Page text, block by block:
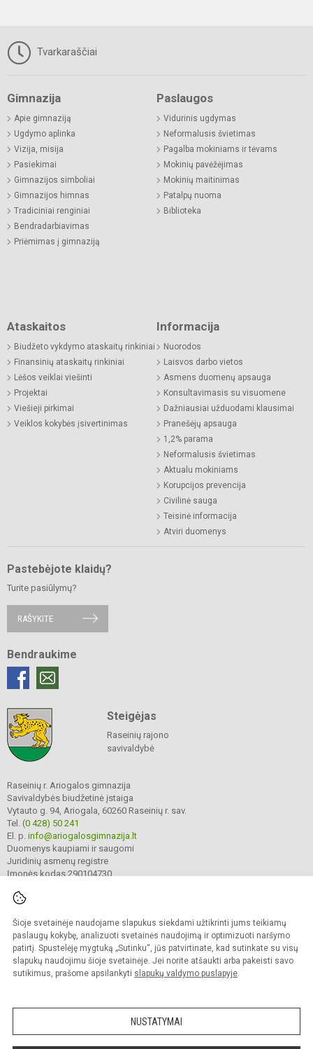
Šioje svetainėje naudojame slapukus siekdami užtikrinti jums teikiamų
paslaugų kokybę, analizuoti svetainės naudojimą ir optimizuoti naršymo
patirtį. Spustelėję mygtuką „Sutinku“, jūs patvirtinate, kad sutinkate su visų
slapukų naudojimu šioje svetainėje. Jei norite atšaukti arba pakeisti savo
sutikimus, prašome apsilankyti slapukų valdymo puslapyje.
NUSTATYMAI
Tvarkaraščiai
Gimnazija
Apie gimnaziją
Ugdymo aplinka
Vizija, misija
Pasiekimai
Gimnazijos simboliai
Gimnazijos himnas
Tradiciniai renginiai
Bendradarbiavimas
Priėmimas į gimnaziją
Paslaugos
Vidurinis ugdymas
Neformalusis švietimas
Pagalba mokiniams ir tėvams
Mokinių pavėžėjimas
Mokinių maitinimas
Patalpų nuoma
Biblioteka
Ataskaitos
Biudžeto vykdymo ataskaitų rinkiniai
Finansinių ataskaitų rinkiniai
Lėšos veiklai viešinti
Projektai
Viešieji pirkimai
Veiklos kokybės įsivertinimas
Informacija
Nuorodos
Laisvos darbo vietos
Asmens duomenų apsauga
Konsultavimasis su visuomene
Dažniausiai užduodami klausimai
Pranešėjų apsauga
1,2% parama
Neformalusis švietimas
Aktualu mokiniams
Korupcijos prevencija
Civilinė sauga
Teisinė informacija
Atviri duomenys
Pastebėjote klaidų?
Turite pasiūlymų?
RAŠYKITE
Bendraukime
Steigėjas
Raseinių rajono
savivaldybė
Raseinių r. Ariogalos gimnazija
Savivaldybės biudžetinė įstaiga
Vytauto g. 94, Ariogala, 60260 Raseinių r. sav.
Tel. (0 428) 50 241
El. p. info@ariogalosgimnazija.lt
Duomenys kaupiami ir saugomi
Juridinių asmenų registre
Įmonės kodas 290104730
© 2022. Raseinių r. Ariogalos gimnazija. Visos teisės saugomos.
Kopijuoti turinį be raštiško gimnazijos sutikimo griežtai draudžiama.
Prieinamumo paraiška Slapukų valdymas
Sumanus būdas atnaujinti